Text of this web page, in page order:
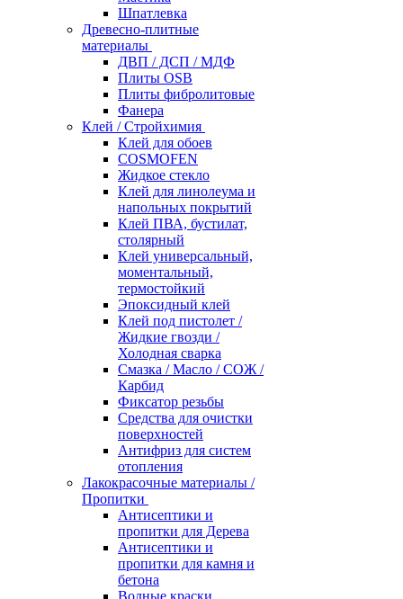
Шпатлевка
Древесно-плитные
материалы
ДВП / ДСП / МДФ
Плиты OSB
Плиты фибролитовые
Фанера
Клей / Стройхимия
Клей для обоев
COSMOFEN
Жидкое стекло
Клей для линолеума и
напольных покрытий
Клей ПВА, бустилат,
столярный
Клей универсальный,
моментальный,
термостойкий
Эпоксидный клей
Клей под пистолет /
Жидкие гвозди /
Холодная сварка
Смазка / Масло / СОЖ /
Карбид
Фиксатор резьбы
Средства для очистки
поверхностей
Антифриз для систем
отопления
Лакокрасочные материалы /
Пропитки
Антисептики и
пропитки для Дерева
Антисептики и
пропитки для камня и
бетона
Водные краски